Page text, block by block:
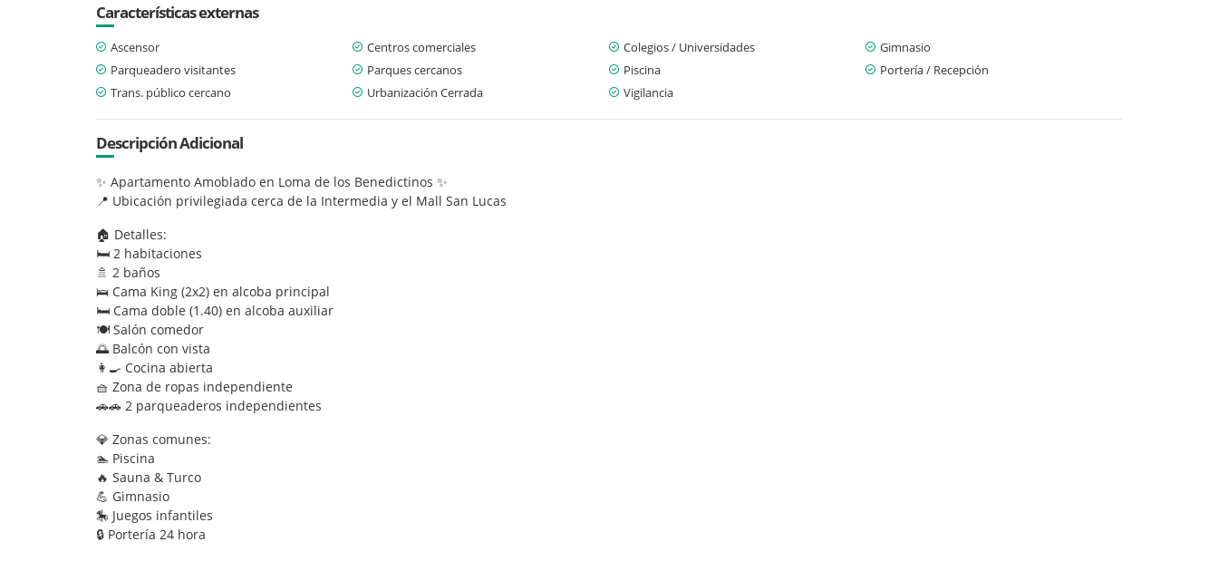
Características externas
Ascensor Centros comerciales Colegios / Universidades
Gimnasio
Parqueadero visitantes
Parques cercanos Piscina
Portería / Recepción
Trans. público cercano
Urbanización Cerrada Vigilancia
Descripción Adicional
✨ Apartamento Amoblado en Loma de los Benedictinos ✨
📍 Ubicación privilegiada cerca de la Intermedia y el Mall San Lucas
🏠 Detalles:
🛏️ 2 habitaciones
🚿 2 baños
🛌 Cama King (2x2) en alcoba principal
🛏️ Cama doble (1.40) en alcoba auxiliar
🍽️ Salón comedor
🌅 Balcón con vista
👩‍🍳 Cocina abierta
🧺 Zona de ropas independiente
🚗🚗 2 parqueaderos independientes
💎 Zonas comunes:
🏊 Piscina
🔥 Sauna & Turco
💪 Gimnasio
🎠 Juegos infantiles
🔒 Portería 24 hora